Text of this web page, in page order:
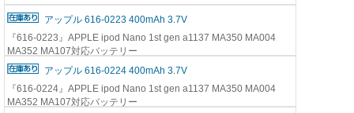
アップル 616-0223 400mAh 3.7V
『616-0223』APPLE ipod Nano 1st gen a1137 MA350 MA004
MA352 MA107対応バッテリー
アップル 616-0224 400mAh 3.7V
『616-0224』APPLE ipod Nano 1st gen a1137 MA350 MA004
MA352 MA107対応バッテリー